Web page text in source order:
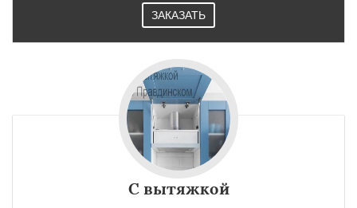
ЗАКАЗАТЬ
С вытяжкой